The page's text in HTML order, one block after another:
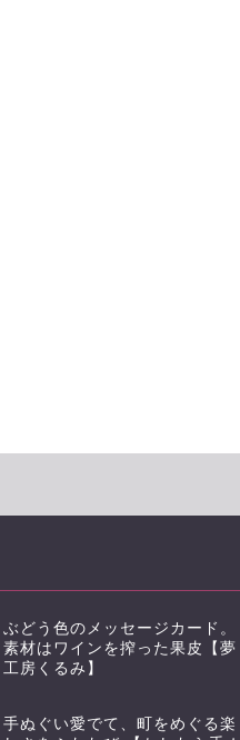
ぶどう色のメッセージカード。
素材はワインを搾った果皮【夢
工房くるみ】
手ぬぐい愛でて、町をめぐる楽